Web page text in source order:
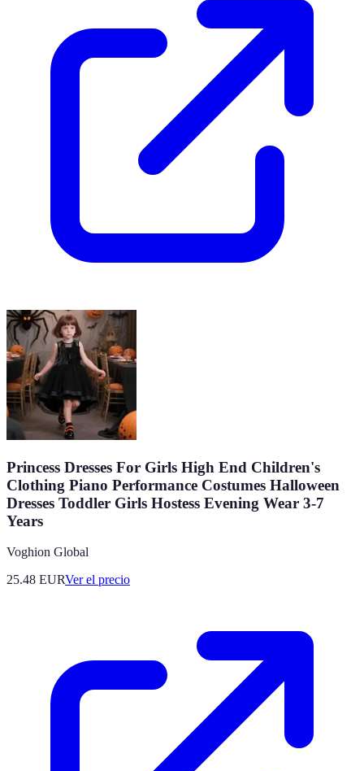
Princess Dresses For Girls High End Children's
Clothing Piano Performance Costumes Halloween
Dresses Toddler Girls Hostess Evening Wear 3-7
Years
Voghion Global
25.48 EURVer el precio